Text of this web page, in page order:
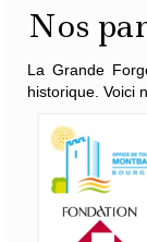
Nos
La Grande
historique. Voici